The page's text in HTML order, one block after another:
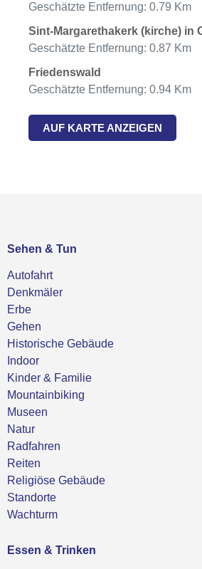
Geschätzte Entfernung: 0.79 Km
Sint-Margarethakerk (kirche) in
Geschätzte Entfernung: 0.87 Km
Friedenswald
Geschätzte Entfernung: 0.94 Km
AUF KARTE ANZEIGEN
Sehen & Tun
Autofahrt
Denkmäler
Erbe
Gehen
Historische Gebäude
Indoor
Kinder & Familie
Mountainbiking
Museen
Natur
Radfahren
Reiten
Religiöse Gebäude
Standorte
Wachturm
Essen & Trinken